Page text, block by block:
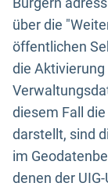
über die
öffentlichen
die
diesem Fall
darstellt, sind
im
denen der